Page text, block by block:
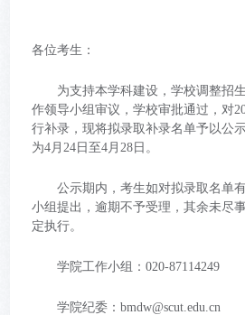
各位考生：
为支持本学科建设，学校调整招
作领导小组审议，学校审批通过，对
行补录，现将拟录取补录名单予以公
为4月24日至4月28日。
公示期内，考生如对拟录取名单
小组提出，逾期不予受理，其余未尽
定执行。
学院工作小组：020-87114249
学院纪委：bmdw@scut.edu.cn